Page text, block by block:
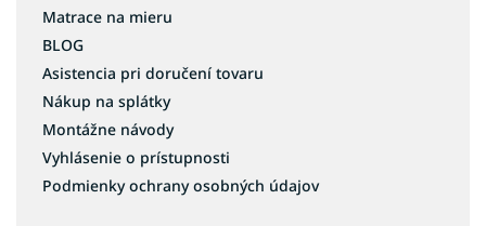
Matrace na mieru
BLOG
Asistencia pri doručení tovaru
Nákup na splátky
Montážne návody
Vyhlásenie o prístupnosti
Podmienky ochrany osobných údajov